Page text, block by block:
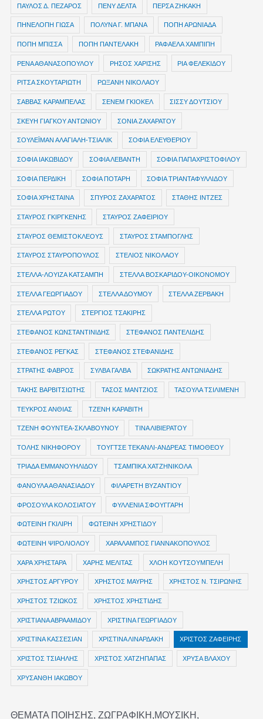
ΠΑΥΛΟΣ Δ. ΠΕΖΑΡΟΣ ΠΕΝΥ ΔΕΛΤΑ ΠΕΡΣΑ ΖΗΚΑΚΗ
ΠΗΝΕΛΟΠΗ ΓΙΩΣΑ ΠΟΛΥΝΑ Γ. ΜΠΑΝΑ ΠΟΠΗ ΑΡΩΝΙΑΔΑ
ΠΟΠΗ ΜΠΙΣΣΑ ΠΟΠΗ ΠΑΝΤΕΛΑΚΗ ΡΑΦΑΕΛΑ ΧΑΜΠΙΠΗ
ΡΕΝΑ ΑΘΑΝΑΣΟΠΟΥΛΟΥ ΡΗΣΟΣ ΧΑΡΙΣΗΣ ΡΙΑ ΦΕΛΕΚΙΔΟΥ
ΡΙΤΣΑ ΣΚΟΥΤΑΡΙΩΤΗ ΡΩΞΑΝΗ ΝΙΚΟΛΑΟΥ
ΣΑΒΒΑΣ ΚΑΡΑΜΠΕΛΑΣ ΣΕΝΕΜ ΓΚΙΟΚΕΛ ΣΙΣΣΥ ΔΟΥΤΣΙΟΥ
ΣΚΕΥΗ ΓΙΑΓΚΟΥ ΑΝΤΩΝΙΟΥ ΣΟΝΙΑ ΖΑΧΑΡΑΤΟΥ
ΣΟΥΛΕΪΜΑΝ ΑΛΑΓΙΑΛΗ-ΤΣΙΑΛΙΚ ΣΟΦΙΑ ΕΛΕΥΘΕΡΙΟΥ
ΣΟΦΙΑ ΙΑΚΩΒΙΔΟΥ ΣΟΦΙΑ ΛΕΒΑΝΤΗ ΣΟΦΙΑ ΠΑΠΑΧΡΙΣΤΟΦΙΛΟΥ
ΣΟΦΙΑ ΠΕΡΔΙΚΗ ΣΟΦΙΑ ΠΟΤΑΡΗ ΣΟΦΙΑ ΤΡΙΑΝΤΑΦΥΛΛΙΔΟΥ
ΣΟΦΙΑ ΧΡΗΣΤΑΙΝΑ ΣΠΥΡΟΣ ΖΑΧΑΡΑΤΟΣ ΣΤΑΘΗΣ ΙΝΤΖΕΣ
ΣΤΑΥΡΟΣ ΓΚΙΡΓΚΕΝΗΣ ΣΤΑΥΡΟΣ ΖΑΦΕΙΡΙΟΥ
ΣΤΑΥΡΟΣ ΘΕΜΙΣΤΟΚΛΕΟΥΣ ΣΤΑΥΡΟΣ ΣΤΑΜΠΟΓΛΗΣ
ΣΤΑΥΡΟΣ ΣΤΑΥΡΟΠΟΥΛΟΣ ΣΤΕΛΙΟΣ ΝΙΚΟΛΑΟΥ
ΣΤΕΛΛΑ-ΛΟΥΙΖΑ ΚΑΤΣΑΜΠΗ ΣΤΕΛΛΑ ΒΟΣΚΑΡΙΔΟΥ-ΟΙΚΟΝΟΜΟΥ
ΣΤΕΛΛΑ ΓΕΩΡΓΙΑΔΟΥ ΣΤΕΛΛΑ ΔΟΥΜΟΥ ΣΤΕΛΛΑ ΖΕΡΒΑΚΗ
ΣΤΕΛΛΑ ΡΩΤΟΥ ΣΤΕΡΓΙΟΣ ΤΣΑΚΙΡΗΣ
ΣΤΕΦΑΝΟΣ ΚΩΝΣΤΑΝΤΙΝΙΔΗΣ ΣΤΕΦΑΝΟΣ ΠΑΝΤΕΛΙΔΗΣ
ΣΤΕΦΑΝΟΣ ΡΕΓΚΑΣ ΣΤΕΦΑΝΟΣ ΣΤΕΦΑΝΙΔΗΣ
ΣΤΡΑΤΗΣ ΦΑΒΡΟΣ ΣΥΛΒΑ ΓΑΛΒΑ ΣΩΚΡΑΤΗΣ ΑΝΤΩΝΙΑΔΗΣ
ΤΑΚΗΣ ΒΑΡΒΙΤΣΙΩΤΗΣ ΤΑΣΟΣ ΜΑΝΤΖΙΟΣ ΤΑΣΟΥΛΑ ΤΣΙΛΙΜΕΝΗ
ΤΕΥΚΡΟΣ ΑΝΘΙΑΣ ΤΖΕΝΗ ΚΑΡΑΒΙΤΗ
ΤΖΕΝΗ ΦΟΥΝΤΕΑ-ΣΚΛΑΒΟΥΝΟΥ ΤΙΝΑ ΛΙΒΙΕΡΑΤΟΥ
ΤΟΛΗΣ ΝΙΚΗΦΟΡΟΥ ΤΟΥΓΤΣΕ ΤΕΚΑΝΛΙ-ΑΝΔΡΕΑΣ ΤΙΜΟΘΕΟΥ
ΤΡΙΑΔΑ ΕΜΜΑΝΟΥΗΛΙΔΟΥ ΤΣΑΜΠΙΚΑ ΧΑΤΖΗΝΙΚΟΛΑ
ΦΑΝΟΥΛΑ ΑΘΑΝΑΣΙΑΔΟΥ ΦΙΛΑΡΕΤΗ ΒΥΖΑΝΤΙΟΥ
ΦΡΟΣΟΥΛΑ ΚΟΛΟΣΙΑΤΟΥ ΦΥΛΛΕΝΙΑ ΣΦΟΥΓΓΑΡΗ
ΦΩΤΕΙΝΗ ΓΚΙΛΙΡΗ ΦΩΤΕΙΝΗ ΧΡΗΣΤΙΔΟΥ
ΦΩΤΕΙΝΗ ΨΙΡΟΛΙΟΛΟΥ ΧΑΡΑΛΑΜΠΟΣ ΓΙΑΝΝΑΚΟΠΟΥΛΟΣ
ΧΑΡΑ ΧΡΗΣΤΑΡΑ ΧΑΡΗΣ ΜΕΛΙΤΑΣ ΧΛΟΗ ΚΟΥΤΣΟΥΜΠΕΛΗ
ΧΡΗΣΤΟΣ ΑΡΓΥΡΟΥ ΧΡΗΣΤΟΣ ΜΑΥΡΗΣ ΧΡΗΣΤΟΣ Ν. ΤΣΙΡΩΝΗΣ
ΧΡΗΣΤΟΣ ΤΖΙΩΚΟΣ ΧΡΗΣΤΟΣ ΧΡΗΣΤΙΔΗΣ
ΧΡΙΣΤΙΑΝΑ ΑΒΡΑΑΜΙΔΟΥ ΧΡΙΣΤΙΝΑ ΓΕΩΡΓΙΑΔΟΥ
ΧΡΙΣΤΙΝΑ ΚΑΣΣΕΣΙΑΝ ΧΡΙΣΤΙΝΑ ΛΙΝΑΡΔΑΚΗ ΧΡΙΣΤΟΣ ΖΑΦΕΙΡΗΣ
ΧΡΙΣΤΟΣ ΤΣΙΑΗΛΗΣ ΧΡΙΣΤΟΣ ΧΑΤΖΗΠΑΠΑΣ ΧΡΥΣΑ ΒΛΑΧΟΥ
ΧΡΥΣΑΝΘΗ ΙΑΚΩΒΟΥ
ΘΕΜΑΤΑ ΠΟΙΗΣΗΣ, ΖΩΓΡΑΦΙΚΗ,ΜΟΥΣΙΚΗ,